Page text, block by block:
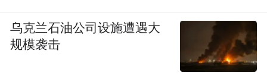
乌克兰石油公司设施遭遇大
规模袭击